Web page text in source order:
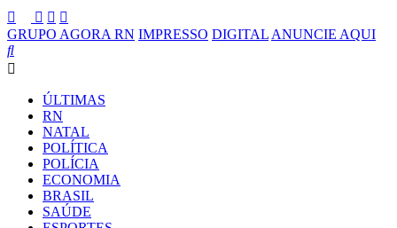
GRUPO AGORA RN IMPRESSO DIGITAL ANUNCIE AQUI
ÚLTIMAS
RN
NATAL
POLÍTICA
POLÍCIA
ECONOMIA
BRASIL
SAÚDE